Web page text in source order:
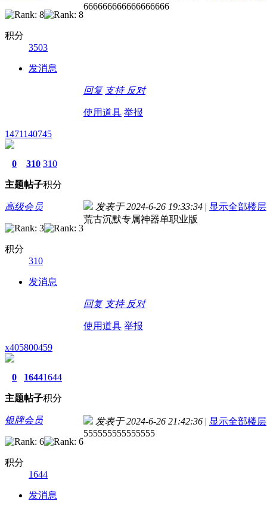
积分
3503
发消息
666666666666666666
回复 支持 反对
使用道具 举报
1471140745
0
主题
310
帖子
310
积分
高级会员
积分
310
发消息
发表于 2024-6-26 19:33:34 | 显示全部楼层
荒古沉默专属神器单职业版
回复 支持 反对
使用道具 举报
x405800459
0
主题
1644
帖子
1644
积分
银牌会员
积分
1644
发消息
发表于 2024-6-26 21:42:36 | 显示全部楼层
555555555555555